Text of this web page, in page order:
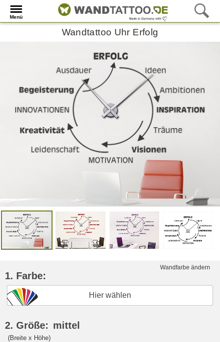
Menü
Wandtattoo Uhr Erfolg
Wandfarbe ändern
1. Farbe:
Hier wählen
2. Größe: mittel
(Breite x Höhe)